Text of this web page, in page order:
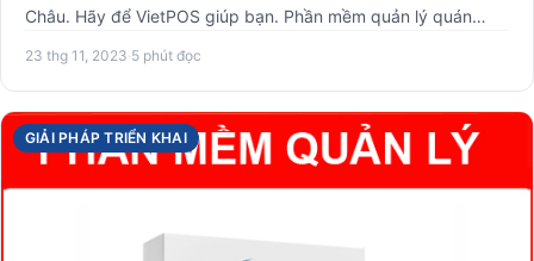
Châu. Hãy để VietPOS giúp bạn. Phần mềm quản lý quán
23 thg 11, 2023·5 phút đọc
GIẢI PHÁP TRIỂN KHAI